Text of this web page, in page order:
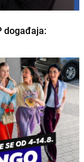
događaja: